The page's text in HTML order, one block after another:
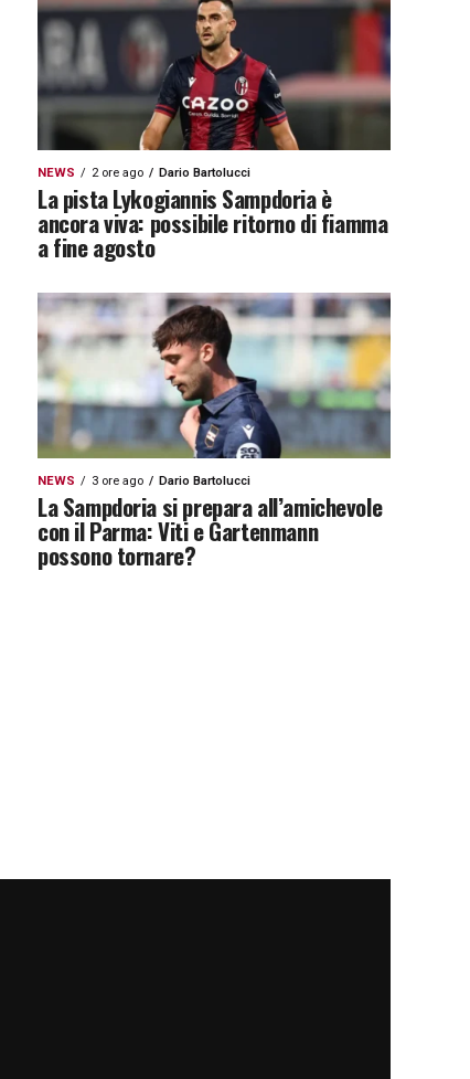
NEWS 2 ore ago Dario Bartolucci
La pista Lykogiannis Sampdoria è
ancora viva: possibile ritorno di fiamma
a fine agosto
NEWS 3 ore ago Dario Bartolucci
La Sampdoria si prepara all’amichevole
con il Parma: Viti e Gartenmann
possono tornare?